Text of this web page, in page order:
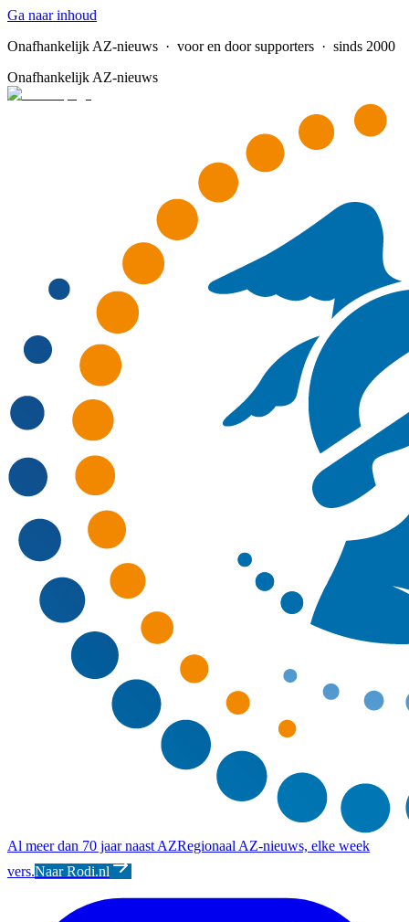
Ga naar inhoud
Onafhankelijk AZ-nieuws · voor en door supporters · sinds 2000
Onafhankelijk AZ-nieuws
Al meer dan 70 jaar naast AZRegionaal AZ-nieuws, elke week
vers.Naar Rodi.nl